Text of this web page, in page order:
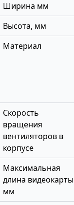
Ширина мм
Высота, мм
Материал
Скорость
вращения
вентиляторов в
корпусе
Максимальная
длина видеокарты
мм